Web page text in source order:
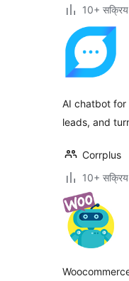
10+
AI chatbot for
leads, and
Corrplus
10+